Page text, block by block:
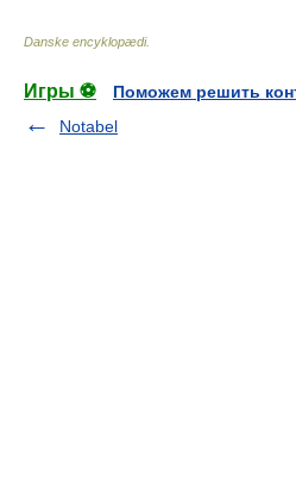
Danske encyklopædi.
Игры ⚽
Поможем решить
Notabel